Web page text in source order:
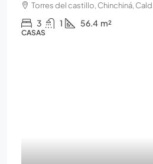
Torres del castillo, Chinchiná,
3 1 56.4 m²
CASAS